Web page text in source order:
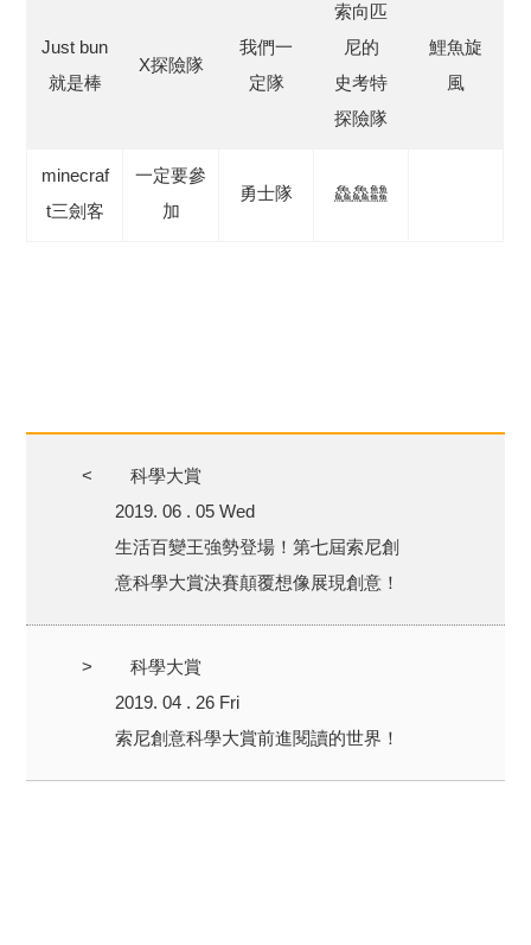
Just bun
就是棒
X探險隊
我們一
定隊
索向匹
尼的
史考特
探險隊
鯉魚旋
風
minecraf
t三劍客
一定要參
加
勇士隊 鱻鱻䲜
<
科學大賞
2019. 06 . 05 Wed
生活百變王強勢登場！第七屆索尼創
意科學大賞決賽顛覆想像展現創意！
>
科學大賞
2019. 04 . 26 Fri
索尼創意科學大賞前進閱讀的世界！